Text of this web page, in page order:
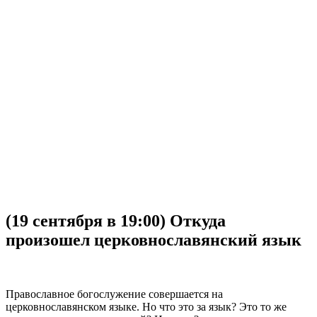
(19 сентября в 19:00) Откуда
произошел церковнославянский язык
Православное богослужение совершается на
церковнославянском языке. Но что это за язык? Это то же